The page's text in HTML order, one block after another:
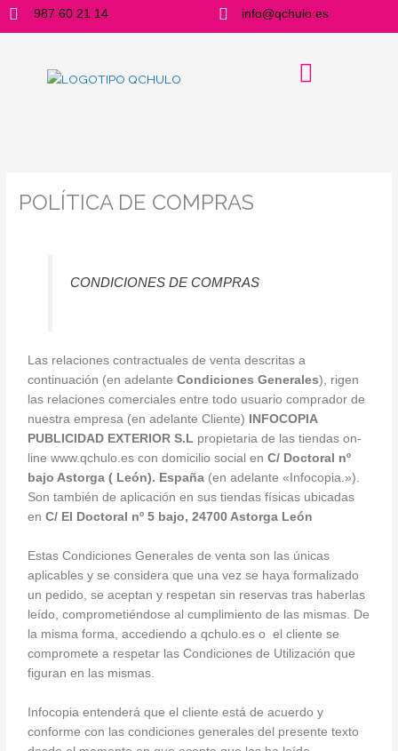
987 60 21 14 info@qchulo.es
POLÍTICA DE COMPRAS
CONDICIONES DE COMPRAS
Las relaciones contractuales de venta descritas a
continuación (en adelanteCondiciones Generales), rigen
las relaciones comerciales entre todo usuario comprador de
nuestra empresa (en adelante Cliente)
INFOCOPIA
PUBLICIDAD EXTERIOR S.L propietaria de las tiendas on-
line www.qchulo.es con domicilio social enC/ Doctoral nº
bajo Astorga ( León). España (en adelante «Infocopia.»).
Son también de aplicación en sus tiendas físicas ubicadas
enC/ El Doctoral nº 5 bajo, 24700 Astorga León
Estas Condiciones Generales de venta son las únicas
aplicables y se considera que una vez se haya formalizado
un pedido, se aceptan y respetan sin reservas tras haberlas
leído, comprometiéndose al cumplimiento de las mismas. De
la misma forma, accediendo a qchulo.es o el cliente se
compromete a respetar las Condiciones de Utilización que
figuran en las mismas.
Infocopia entenderá que el cliente está de acuerdo y
conforme con las condiciones generales del presente texto